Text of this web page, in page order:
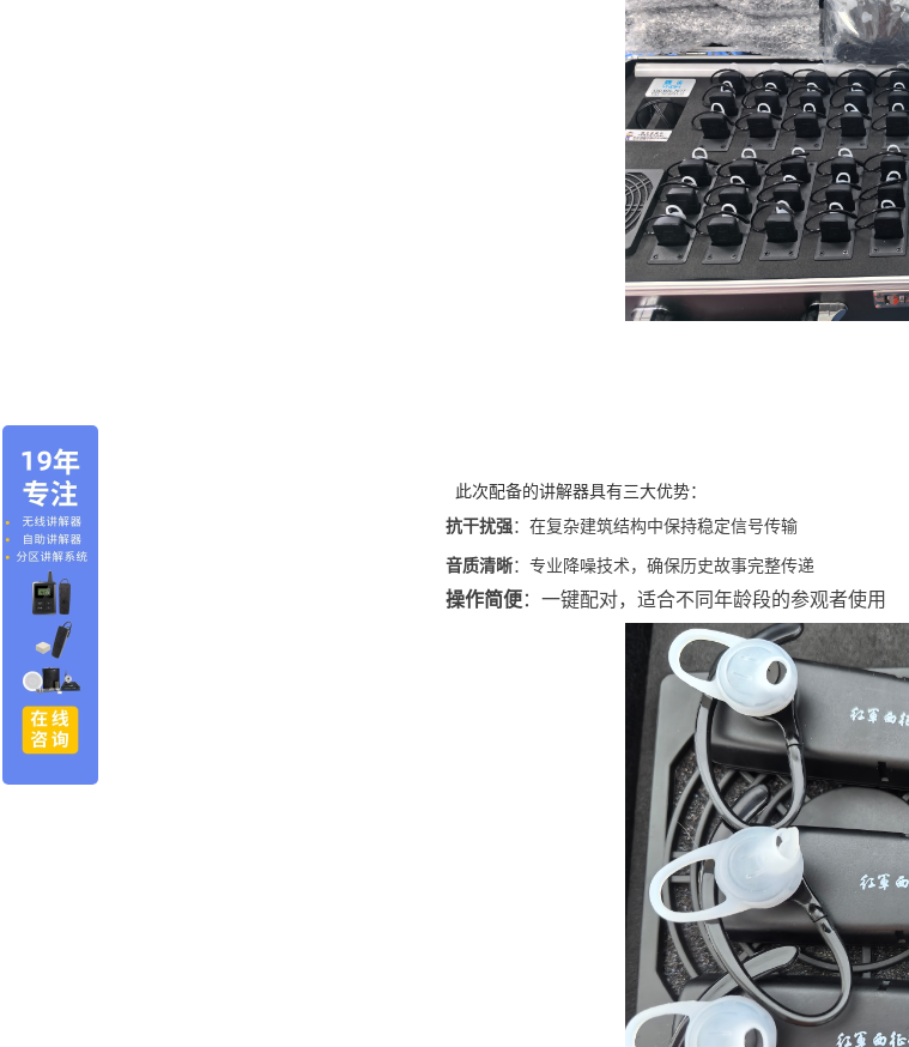
此次配备的讲解器具有三大优势：
抗干扰强：在复杂建筑结构中保持稳定信号传输
音质清晰：专业降噪技术，确保历史故事完整传递
操作简便：一键配对，适合不同年龄段的参观者使用